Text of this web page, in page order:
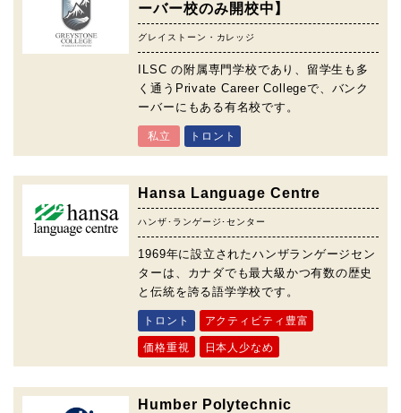
ーバー校のみ開校中】
グレイストーン・カレッジ
ILSC の附属専門学校であり、留学生も多
く通うPrivate Career Collegeで、バンク
ーバーにもある有名校です。
私立 トロント
Hansa Language Centre
ハンザ･ランゲージ･センター
1969年に設立されたハンザランゲージセン
ターは、カナダでも最大級かつ有数の歴史
と伝統を誇る語学学校です。
トロント アクティビティ豊富
価格重視 日本人少なめ
Humber Polytechnic